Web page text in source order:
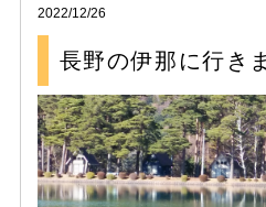
2022/12/26
長野の伊那に行き